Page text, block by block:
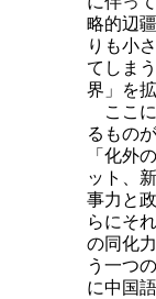
略的辺
りも小
てしま
界」を
ここに
るもの
「化外
ット、
事力と
らにそ
の同化
う一つ
に中国